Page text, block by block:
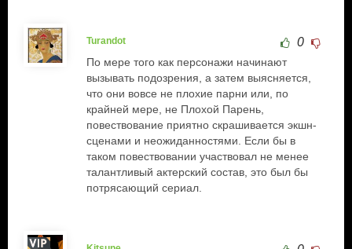
Turandot 0
По мере того как персонажи начинают
вызывать подозрения, а затем выясняется,
что они вовсе не плохие парни или, по
крайней мере, не Плохой Парень,
повествование приятно скрашивается экшн-
сценами и неожиданностями. Если бы в
таком повествовании участвовал не менее
талантливый актерский состав, это был бы
потрясающий сериал.